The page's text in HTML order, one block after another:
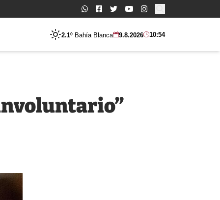
Buscar:
2.1º Bahía Blanca 9.8.2026 10:54